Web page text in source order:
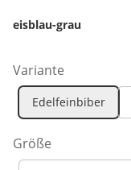
eisblau-grau
Variante
Edelfeinbiber
Größe